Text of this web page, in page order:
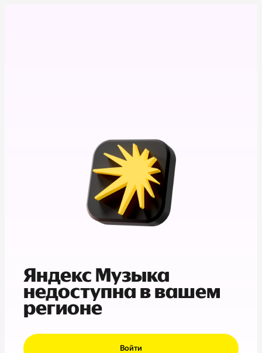
Яндекс Музыка
недоступна в вашем
регионе
Войти